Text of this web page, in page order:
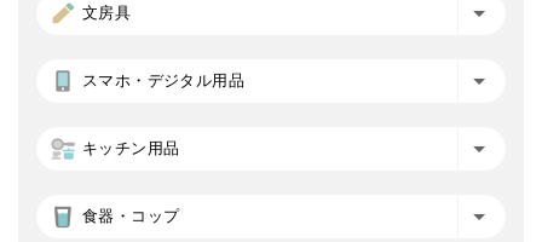
文房具
スマホ・デジタル用品
キッチン用品
食器・コップ